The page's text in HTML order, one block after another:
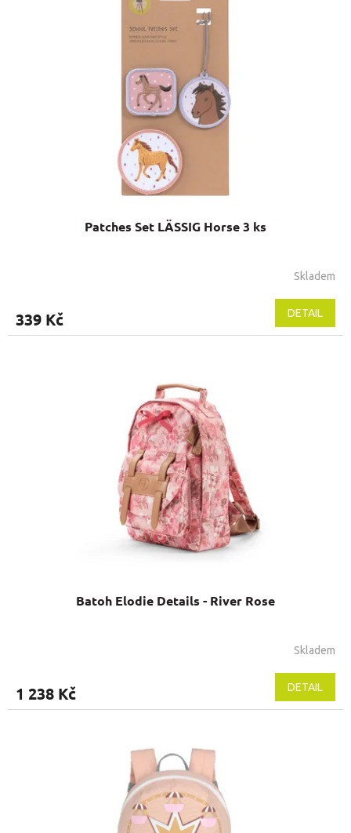
Patches Set LÄSSIG Horse 3 ks
Skladem
339 Kč DETAIL
Batoh Elodie Details - River Rose
Skladem
1 238 Kč DETAIL